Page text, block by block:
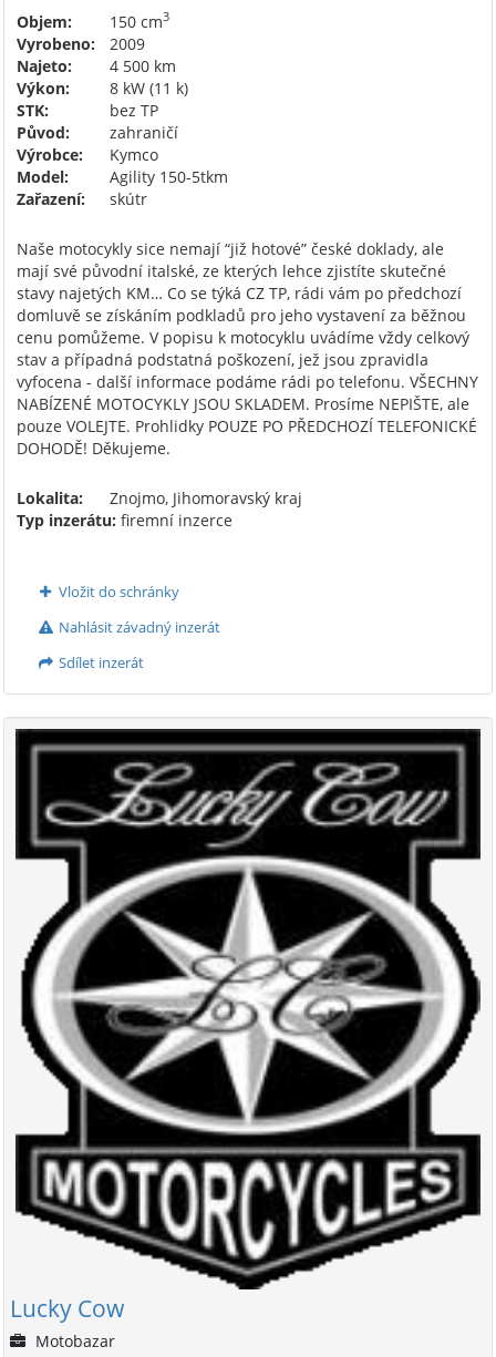
Objem: 150 cm3
Vyrobeno:
2009
Najeto:
4 500 km
Výkon:
8 kW (11 k)
STK:
bez TP
Původ:
zahraničí
Výrobce:
Kymco
Model:
Agility 150-5tkm
Zařazení:
skútr
Naše motocykly sice nemají “již hotové” české doklady, ale
mají své původní italské, ze kterých lehce zjistíte skutečné
stavy najetých KM… Co se týká CZ TP, rádi vám po předchozí
domluvě se získáním podkladů pro jeho vystavení za běžnou
cenu pomůžeme. V popisu k motocyklu uvádíme vždy celkový
stav a případná podstatná poškození, jež jsou zpravidla
vyfocena - další informace podáme rádi po telefonu. VŠECHNY
NABÍZENÉ MOTOCYKLY JSOU SKLADEM. Prosíme NEPIŠTE, ale
pouze VOLEJTE. Prohlidky POUZE PO PŘEDCHOZÍ TELEFONICKÉ
DOHODĚ! Děkujeme.
Lokalita:
Znojmo, Jihomoravský kraj
Typ inzerátu: firemní inzerce
Vložit do schránky
Nahlásit závadný inzerát
Sdílet inzerát
Lucky Cow
Motobazar